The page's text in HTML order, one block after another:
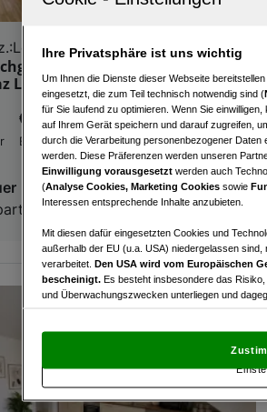
mit Terrasse
Lend!
€ 843,65
Bruttomiete
KG
Ihre Privatsphäre ist uns wichtig
Um Ihnen die Dienste dieser Webseite
eingesetzt, die zum Teil technisch notwendig sind (
für Sie laufend zu optimieren. Wenn Sie
auf Ihrem Gerät speichern und darauf zugreifen,
durch die Verarbeitung personenbezogener
werden. Diese Präferenzen werden unseren
Einwilligung vorausgesetzt werden auch
(Analyse Cookies, Marketing Cookies sowie
Interessen entsprechende Inhalte anzubieten.
Mit diesen dafür eingesetzten Cookies und
außerhalb der EU (u.a. USA) niedergelassen
verarbeitet. Den USA wird vom Europäischen
bescheinigt. Es besteht insbesondere das
und Überwachungszwecken unterliegen und
und Widerspruch gegen die Verarbeitung auf der
„Cookie Einstellungen“, die sich auf jeder Seite